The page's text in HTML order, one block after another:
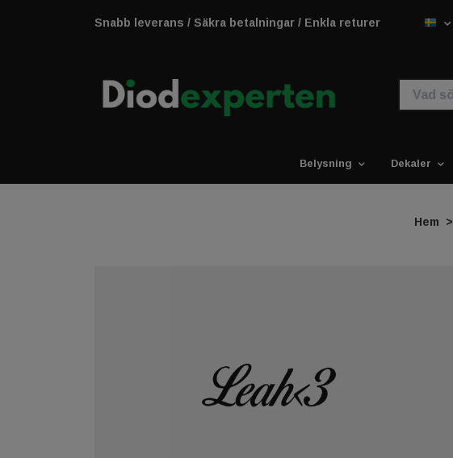
Snabb leverans / Säkra betalningar / Enkla returer
Belysning Dekaler
Hem